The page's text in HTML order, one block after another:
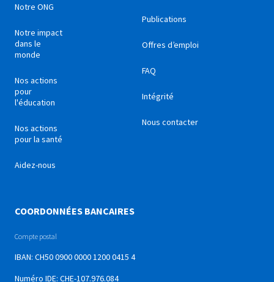
Notre ONG
Notre impact
dans le
monde
Nos actions
pour
l'éducation
Nos actions
pour la santé
Aidez-nous
Publications
Offres d’emploi
FAQ
Intégrité
Nous contacter
COORDONNÉES BANCAIRES
Compte postal
IBAN: CH50 0900 0000 1200 0415 4
Numéro IDE: CHE-107.976.084